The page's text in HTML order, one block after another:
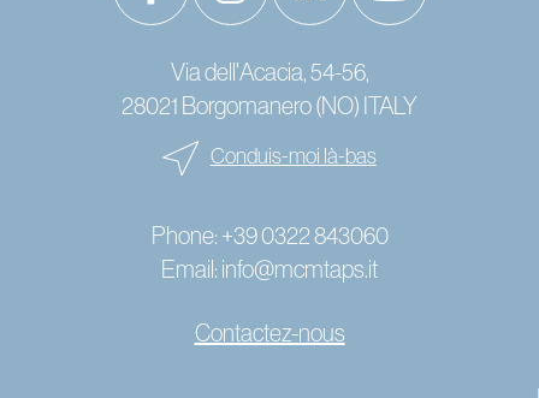
Via dell'Acacia, 54-56,
28021 Borgomanero (NO) ITALY
Conduis-moi là-bas
Phone: +39 0322 843060
Email: info@mcmtaps.it
Contactez-nous